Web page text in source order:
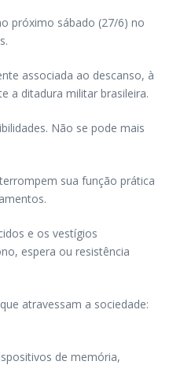
próximo sábado (27/6) no
associada ao descanso, à
a ditadura militar brasileira.
Não se pode mais
sua função prática
e os vestígios
espera ou resistência
atravessam a sociedade:
de memória,